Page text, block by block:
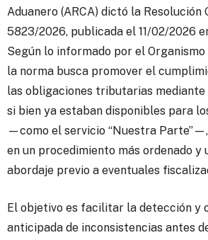
Aduanero (ARCA) dictó la Resolución
5823/2026, publicada el 11/02/2026
Según lo informado por el
la norma busca promover el
las obligaciones tributarias mediante
si bien ya estaban disponibles para
—como el servicio “Nuestra
en un procedimiento más ordenado y
abordaje previo a eventuales
El objetivo es facilitar la detección y
anticipada de inconsistencias antes